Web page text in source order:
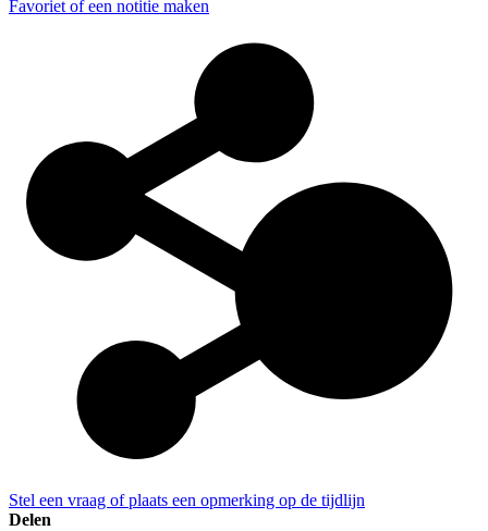
Favoriet of een notitie maken
Stel een vraag of plaats een opmerking op de tijdlijn
Delen